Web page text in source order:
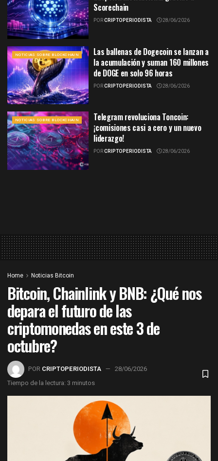
Scorechain
PORCRIPTOPERIODISTA 28/06/2026
NOTICIAS SOBRE BLOCKCHAIN
Las ballenas de Dogecoin se lanzan a
la acumulación y suman 160 millones
de DOGE en solo 96 horas
PORCRIPTOPERIODISTA 28/06/2026
NOTICIAS SOBRE BLOCKCHAIN
Telegram revoluciona Toncoin:
¡comisiones casi a cero y un nuevo
liderazgo!
PORCRIPTOPERIODISTA 28/06/2026
Home Noticias Bitcoin
Bitcoin, Chainlink y BNB: ¿Qué nos
depara el futuro de las
criptomonedas en este 3 de
octubre?
POR CRIPTOPERIODISTA
28/06/2026
Tiempo de la lectura: 3 minutos